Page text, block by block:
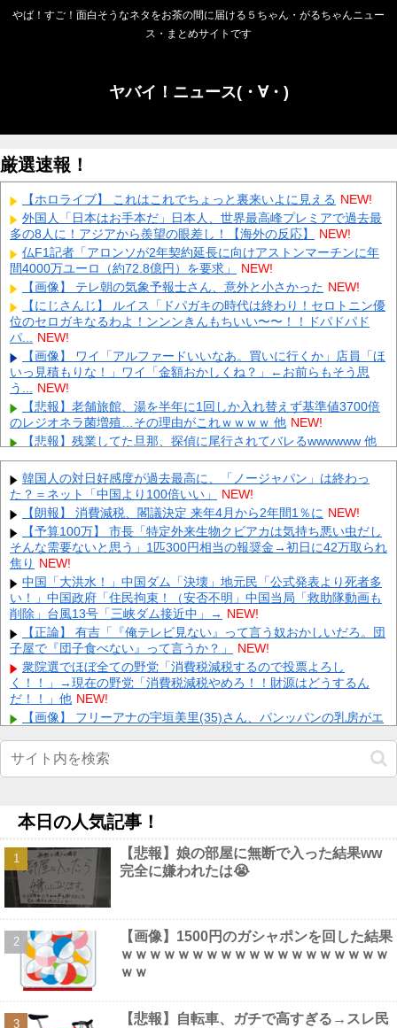
やば！すご！面白そうなネタをお茶の間に届ける５ちゃん・がるちゃんニュー
ス・まとめサイトです
ヤバイ！ニュース(・∀・)
厳選速報！
【ホロライブ】 これはこれでちょっと裏来いよに見える NEW!
外国人「日本はお手本だ」日本人、世界最高峰プレミアで過去最
多の8人に！アジアから羨望の眼差し！【海外の反応】
NEW!
仏F1記者「アロンソが2年契約延長に向けアストンマーチンに年
間4000万ユーロ（約72.8億円）を要求」
NEW!
【画像】 テレ朝の気象予報士さん、意外と小さかった NEW!
【にじさんじ】 ルイス「ドパガキの時代は終わり！セロトニン優
位のセロガキなるわよ！ンンンきんもちいい〜〜！！ドパドパド
パ... NEW!
【画像】 ワイ「アルファードいいなあ。買いに行くか」店員「ほ
いっ見積もりな！」ワイ「金額おかしくね？」←お前らもそう思
う... NEW!
【悲報】老舗旅館、湯を半年に1回しか入れ替えず基準値3700倍
のレジオネラ菌増殖…その理由がこれｗｗｗｗ 他 NEW!
【悲報】残業してた旦那、探偵に尾行されてバレるwwwwww 他
NEW!
【にじさんじ】リゼの登録者100万人記念グッズに折りたたみ傘
『傘で草』『晴れてても雨降りそう』 他 NEW!
【期待】モンスト8月コラボの予想が続々登場ｷﾀ━━━(ﾟ
∀ﾟ)━━━!! 他 NEW!
【画像】FIFAのゲームパッケージってマジでエムバペばっかなん
だなｗｗ 他
【画像】 「キム兄」こと芸人・木村祐一さん（63歳）、最新の松
本人志さんとのツーショットが完全に別人だとネット騒然！
「... NEW!
【凄すぎる】 力士の嫁に美人が多い理由→「これ」だったｗｗｗ
ｗｗｗｗ NEW!
【悲報】 楽天、ガチで逝くｗｗｗｗｗｗｗｗｗｗｗｗｗｗｗｗｗ
ｗｗｗ
NEW!
【画像】 芦田愛菜ちゃん「うわー、すごい！なんか出てる♥」
NEW!
Powered by livedoor 相互RSS
韓国人の対日好感度が過去最高に、「ノージャパン」は終わっ
た？＝ネット「中国より100倍いい」
NEW!
【朗報】 消費減税、閣議決定 来年4月から2年間1％に NEW!
【予算100万】 市長「特定外来生物クビアカは気持ち悪い虫だし
そんな需要ないと思う」1匹300円相当の報奨金→初日に42万取られ
焦り NEW!
中国「大洪水！」中国ダム「決壊」地元民「公式発表より死者多
い！」中国政府「住民拘束！（安否不明」中国当局「救助隊動画も
削除」台風13号「三峡ダム接近中」→ NEW!
【正論】 有吉「『俺テレビ見ない』って言う奴おかしいだろ。団
子屋で『団子食べない』って言うか？」
NEW!
衆院選でほぼ全ての野党「消費税減税するので投票よろし
く！！」→現在の野党「消費税減税やめろ！！財源はどうするん
だ！！」他 NEW!
【画像】 フリーアナの宇垣美里(35)さん、パンッパンの乳房がエ
【衝撃】清水アキラさんの息子・清水良太郎さん死去で落語家・
柳家小はださんが「いじめ」「暴行」被害告発・・・・・・・・・
【アルカナディア】「ヴェルルッタ First Engage Ver.〈ファース
トエンゲージVer.〉」プラモデル【11時予約開始】他 NEW!
【画像】 マスパンこと枡田絵理奈アナ、地上波でまさかのパ○チ
ラ NEW!
【悲報】NHK、フジテレビの仲間入り他
UEFAとFIFAの争いが完全に泥沼化した模様、UEFA側の逆転敗北
【画像】 渋谷のナイトプール、谷間とお尻のパラダイスだった件
ｗｗｗｗｗｗ NEW!
【動画】 三上悠亜さん、乳首ポロリしたまま平常心を装うｗｗｗ
ｗｗｗ NEW!
本日の人気記事！
【悲報】娘の部屋に無断で入った結果ww
完全に嫌われたは😭
【画像】1500円のガシャポンを回した結果
ｗｗｗｗｗｗｗｗｗｗｗｗｗｗｗｗｗｗｗ
ｗｗ
【悲報】自転車、ガチで高すぎる→スレ民